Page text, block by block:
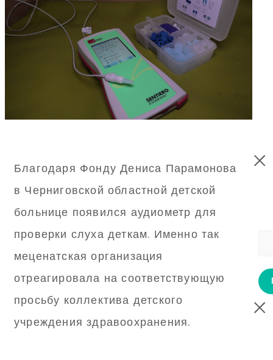
Благодаря Фонду Дениса Парамонова
в Черниговской областной детской
больнице появился аудиометр для
проверки слуха деткам. Именно так
меценатская организация
отреагировала на соответствующую
просьбу коллектива детского
учреждения здравоохранения.